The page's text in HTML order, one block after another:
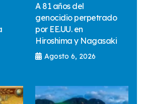
A 81 años del
genocidio perpetrado
por EE.UU. en
Hiroshima y Nagasaki
Agosto 6, 2026